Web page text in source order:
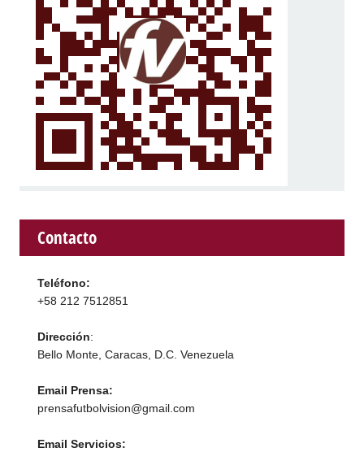
Contacto
Teléfono:
+58 212 7512851
Dirección:
Bello Monte, Caracas, D.C. Venezuela
Email Prensa:
prensafutbolvision@gmail.com
Email Servicios: